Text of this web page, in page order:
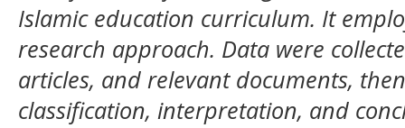
Islamic education curriculum. It
research approach. Data were
articles, and relevant documents,
classification, interpretation, and